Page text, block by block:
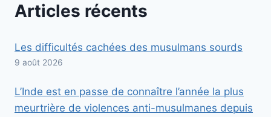
Articles récents
Les difficultés cachées des musulmans sourds
9 août 2026
L’Inde est en passe de connaître l’année la plus
meurtrière de violences anti-musulmanes depuis